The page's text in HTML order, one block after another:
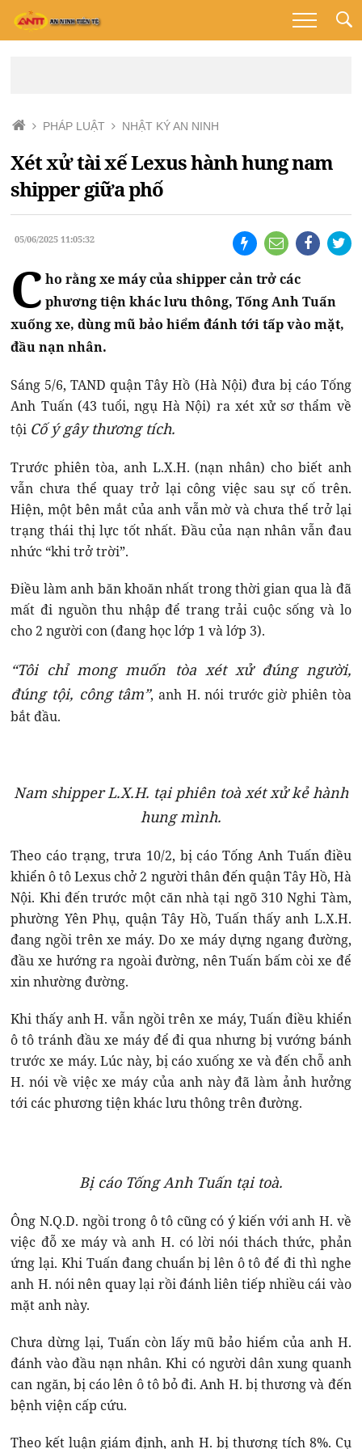
PHÁP LUẬT NHẬT KÝ AN NINH
Xét xử tài xế Lexus hành hung nam
shipper giữa phố
05/06/2025 11:05:32
C ho rằng xe máy của shipper cản trở các
phương tiện khác lưu thông, Tống Anh Tuấn
xuống xe, dùng mũ bảo hiểm đánh tới tấp vào mặt,
đầu nạn nhân.
Sáng 5/6, TAND quận Tây Hồ (Hà Nội) đưa bị cáo Tống
Anh Tuấn (43 tuổi, ngụ Hà Nội) ra xét xử sơ thẩm về
tội Cố ý gây thương tích.
Trước phiên tòa, anh L.X.H. (nạn nhân) cho biết anh
vẫn chưa thể quay trở lại công việc sau sự cố trên.
Hiện, một bên mắt của anh vẫn mờ và chưa thể trở lại
trạng thái thị lực tốt nhất. Đầu của nạn nhân vẫn đau
nhức “khi trở trời”.
Điều làm anh băn khoăn nhất trong thời gian qua là đã
mất đi nguồn thu nhập để trang trải cuộc sống và lo
cho 2 người con (đang học lớp 1 và lớp 3).
“Tôi chỉ mong muốn tòa xét xử đúng người,
đúng tội, công tâm”, anh H. nói trước giờ phiên tòa
bắt đầu.
Nam shipper L.X.H. tại phiên toà xét xử kẻ hành
hung mình.
Theo cáo trạng, trưa 10/2, bị cáo Tống Anh Tuấn điều
khiển ô tô Lexus chở 2 người thân đến quận Tây Hồ, Hà
Nội. Khi đến trước một căn nhà tại ngõ 310 Nghi Tàm,
phường Yên Phụ, quận Tây Hồ, Tuấn thấy anh L.X.H.
đang ngồi trên xe máy. Do xe máy dựng ngang đường,
đầu xe hướng ra ngoài đường, nên Tuấn bấm còi xe để
xin nhường đường.
Khi thấy anh H. vẫn ngồi trên xe máy, Tuấn điều khiển
ô tô tránh đầu xe máy để đi qua nhưng bị vướng bánh
trước xe máy. Lúc này, bị cáo xuống xe và đến chỗ anh
H. nói về việc xe máy của anh này đã làm ảnh hưởng
tới các phương tiện khác lưu thông trên đường.
Bị cáo Tống Anh Tuấn tại toà.
Ông N.Q.D. ngồi trong ô tô cũng có ý kiến với anh H. về
việc đỗ xe máy và anh H. có lời nói thách thức, phản
ứng lại. Khi Tuấn đang chuẩn bị lên ô tô để đi thì nghe
anh H. nói nên quay lại rồi đánh liên tiếp nhiều cái vào
mặt anh này.
Chưa dừng lại, Tuấn còn lấy mũ bảo hiểm của anh H.
đánh vào đầu nạn nhân. Khi có người dân xung quanh
can ngăn, bị cáo lên ô tô bỏ đi. Anh H. bị thương và đến
bệnh viện cấp cứu.
Theo kết luận giám định, anh H. bị thương tích 8%. Cụ